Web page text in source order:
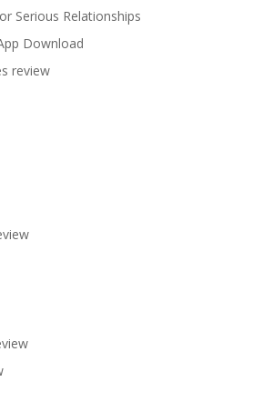
Serious Relationships
Download
review